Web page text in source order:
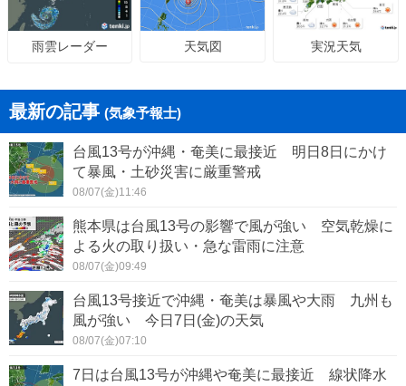
雨雲レーダー 天気図 実況天気
最新の記事 (気象予報士)
台風13号が沖縄・奄美に最接近 明日8日にかけ
て暴風・土砂災害に厳重警戒
08/07(金)11:46
熊本県は台風13号の影響で風が強い 空気乾燥に
よる火の取り扱い・急な雷雨に注意
08/07(金)09:49
台風13号接近で沖縄・奄美は暴風や大雨 九州も
風が強い 今日7日(金)の天気
08/07(金)07:10
7日は台風13号が沖縄や奄美に最接近 線状降水